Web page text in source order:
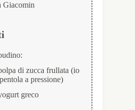
Giacomin
di zucca frullata (io
a pressione)
greco